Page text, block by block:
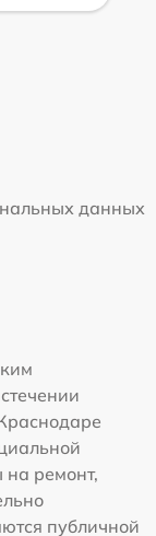
данных
на ремонт,
публичной